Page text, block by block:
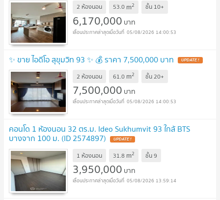
2 ห้องนอน 53.0 m2 ชั้น 10+
6,170,000 บาท
05/08/2026 14:00:53
✨ ขาย ไอดีโอ สุขุมวิท 93 ✨ 💰 ราคา 7,500,000 บาท
2 ห้องนอน 61.0 m2 ชั้น20+
7,500,000 บาท
05/08/2026 14:00:53
คอนโด 1 ห้องนอน 32 ตร.ม. Ideo Sukhumvit 93 ใกล้ BTS
บางจาก 100 ม. (ID 2574897)
1 ห้องนอน 31.8 m2 ชั้น9
3,950,000 บาท
05/08/2026 13:59:14